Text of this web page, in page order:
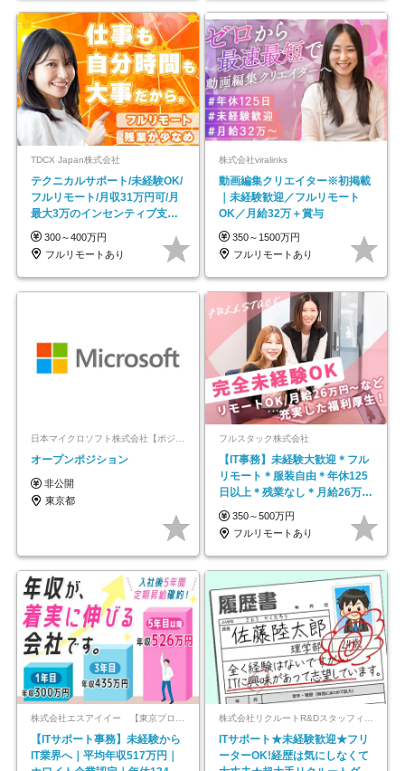
TDCX Japan株式会社
テクニカルサポート/未経験OK/
フルリモート/月収31万円可/月
最大3万のインセンティブ支給/
平均年齢33歳
300～400万円
フルリモートあり
株式会社viralinks
動画編集クリエイター※初掲載
｜未経験歓迎／フルリモート
OK／月給32万＋賞与
350～1500万円
フルリモートあり
日本マイクロソフト株式会社【ポジションマッチ登録】
オープンポジション
非公開
東京都
フルスタック株式会社
【IT事務】未経験大歓迎＊フル
リモート＊服装自由＊年休125
日以上＊残業なし＊月給26万円
以上
350～500万円
フルリモートあり
【ITサポート事務】未経験から
IT業界へ｜平均年収517万円｜
ITサポート★未経験歓迎★フリ
ーターOK!経歴は気にしなくて